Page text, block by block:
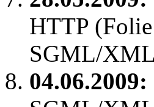
HTTP
SGML/
04.06.2009: